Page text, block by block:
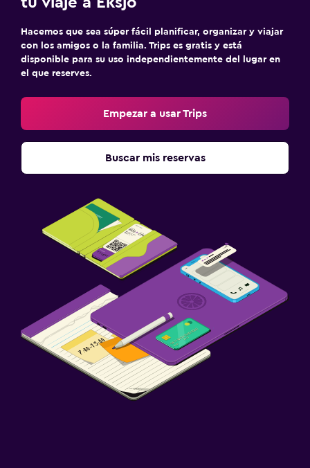
Hacemos que sea súper fácil planificar, organizar y viajar
con los amigos o la familia. Trips es gratis y está
disponible para su uso independientemente del lugar en
el que reserves.
Empezar a usar Trips
Buscar mis reservas